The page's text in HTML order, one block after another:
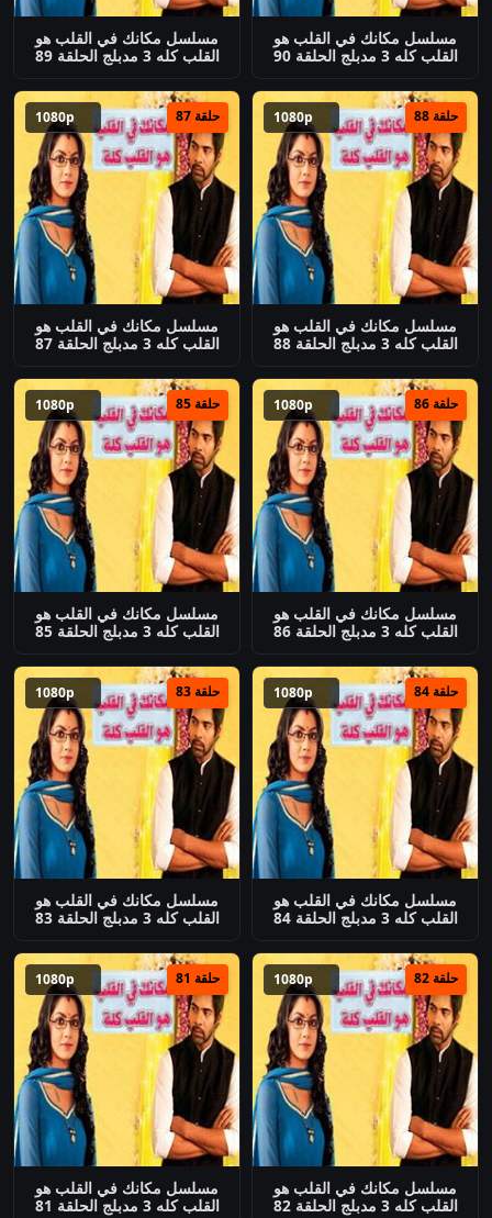
مسلسل مكانك في القلب هو
القلب كله 3 مدبلج الحلقة 90
مسلسل مكانك في القلب هو
القلب كله 3 مدبلج الحلقة 89
حلقة 88
مسلسل مكانك في القلب هو
القلب كله 3 مدبلج الحلقة 88
حلقة 87
مسلسل مكانك في القلب هو
القلب كله 3 مدبلج الحلقة 87
حلقة 86
مسلسل مكانك في القلب هو
القلب كله 3 مدبلج الحلقة 86
حلقة 85
مسلسل مكانك في القلب هو
القلب كله 3 مدبلج الحلقة 85
حلقة 84
مسلسل مكانك في القلب هو
القلب كله 3 مدبلج الحلقة 84
حلقة 83
مسلسل مكانك في القلب هو
القلب كله 3 مدبلج الحلقة 83
حلقة 82
مسلسل مكانك في القلب هو
القلب كله 3 مدبلج الحلقة 82
حلقة 81
مسلسل مكانك في القلب هو
القلب كله 3 مدبلج الحلقة 81